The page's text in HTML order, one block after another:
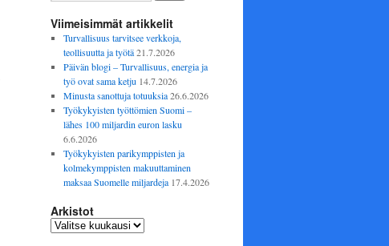
Viimeisimmät artikkelit
Turvallisuus tarvitsee verkkoja,
teollisuutta ja työtä 21.7.2026
Päivän blogi – Turvallisuus, energia ja
työ ovat sama ketju 14.7.2026
Minusta sanottuja totuuksia 26.6.2026
Työkykyisten työttömien Suomi –
lähes 100 miljardin euron lasku
6.6.2026
Työkykyisten parikymppisten ja
kolmekymppisten makuuttaminen
maksaa Suomelle miljardeja 17.4.2026
Arkistot
Arkistot